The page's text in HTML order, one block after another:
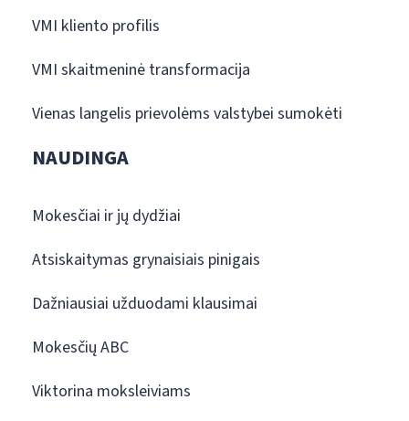
VMI kliento profilis
VMI skaitmeninė transformacija
Vienas langelis prievolėms valstybei sumokėti
NAUDINGA
Mokesčiai ir jų dydžiai
Atsiskaitymas grynaisiais pinigais
Dažniausiai užduodami klausimai
Mokesčių ABC
Viktorina moksleiviams